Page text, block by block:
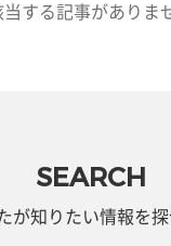
当する記事がありま
SEARCH
が知りたい情報を